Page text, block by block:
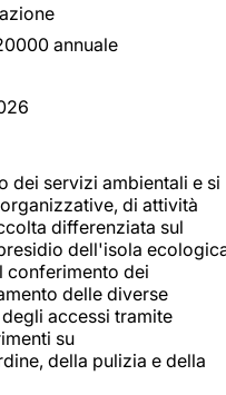
annuale
dei servizi ambientali e si
di attività
differenziata sul
dell'isola
conferimento dei
delle diverse
accessi tramite
su
della pulizia e della